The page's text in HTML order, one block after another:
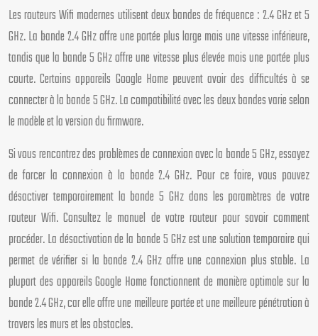
Les routeurs Wifi modernes utilisent deux bandes de fréquence : 2.4 GHz et 5
GHz. La bande 2.4 GHz offre une portée plus large mais une vitesse inférieure,
tandis que la bande 5 GHz offre une vitesse plus élevée mais une portée plus
courte. Certains appareils Google Home peuvent avoir des difficultés à se
connecter à la bande 5 GHz. La compatibilité avec les deux bandes varie selon
le modèle et la version du firmware.
Si vous rencontrez des problèmes de connexion avec la bande 5 GHz, essayez
de forcer la connexion à la bande 2.4 GHz. Pour ce faire, vous pouvez
désactiver temporairement la bande 5 GHz dans les paramètres de votre
routeur Wifi. Consultez le manuel de votre routeur pour savoir comment
procéder. La désactivation de la bande 5 GHz est une solution temporaire qui
permet de vérifier si la bande 2.4 GHz offre une connexion plus stable. La
plupart des appareils Google Home fonctionnent de manière optimale sur la
bande 2.4 GHz, car elle offre une meilleure portée et une meilleure pénétration à
travers les murs et les obstacles.